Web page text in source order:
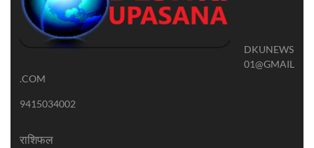
DKUNEWS
01@GMAIL
.COM
9415034002
राशिफल